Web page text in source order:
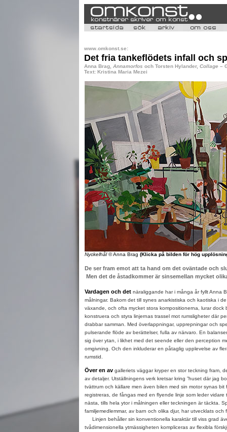
www.omkonst.se:
Det fria tankeflödets infall och
Anna Brag, Annamorfos och Torsten Hylander, Collage –
Text: Kristina Maria Mezei
Nyckelhål© Anna Brag (Klicka på bilden för hög
De ser fram emot att ta hand om det oväntade och
Men det de åstadkommer är sinsemellan mycket
Vardagen och detnäraliggande har i många år fyllt Anna
målningar. Bakom det till synes anarkistiska och kaotiska i
växande, och ofta mycket stora kompositionerna, lurar dock
konstruera och styra linjernas trassel mot rumsligheter där
drabbar samman. Med överlappningar, upprepningar och
pulserande flöde av berättelser, fulla av närvaro. En
sig över ytan, i likhet med det seende eller den perception
omgivning. Och den inkluderar en påtaglig upplevelse av
rumstid.
Över en av galleriets väggar kryper en stor teckning fram,
av detaljer. Utställningens verk kretsar kring ”huset där jag
tvättrum och källare men även bilen med sin motor synas bit
registreras, de fångas med en flyende linje som leder vidare
nästa, tills hela ytor i målningen eller teckningen är täckta.
familjemedlemmar, av barn och olika djur, har utvecklats och
Linjen behåller sin konventionella karaktär till viss grad
tvådimensionella ytmässigheten kompliceras av flexibla